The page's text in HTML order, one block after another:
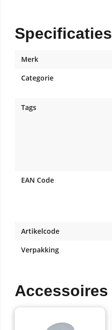
Specificaties
Merk
Categorie
Tags
EAN Code
Artikelcode
Verpakking
Accessoires